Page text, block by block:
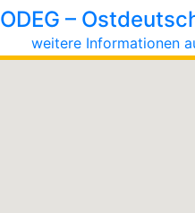
ODEG –
weitere Informationen